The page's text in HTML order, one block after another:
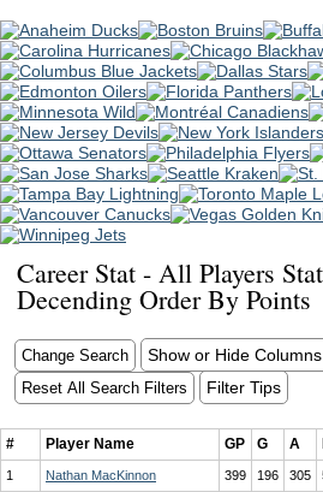
Career Stat - All Players
Decending Order By Points
Change Search Show or Hide Columns
Reset All Search Filters
Filter Tips
# Player Name GP G A
1 Nathan MacKinnon 399 196 305